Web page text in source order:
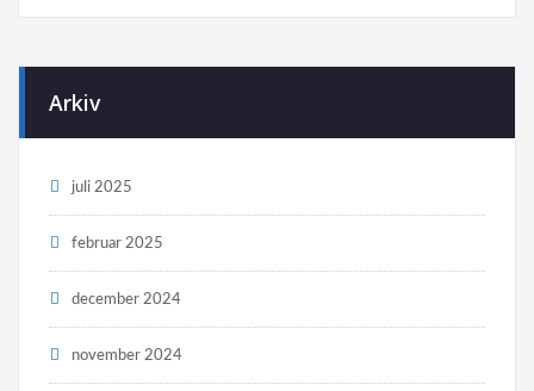
Arkiv
juli 2025
februar 2025
december 2024
november 2024